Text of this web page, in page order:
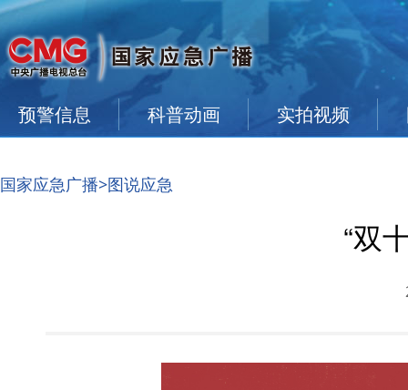
预警信息 科普动画 实拍视频
国家应急广播>图说应急
“双